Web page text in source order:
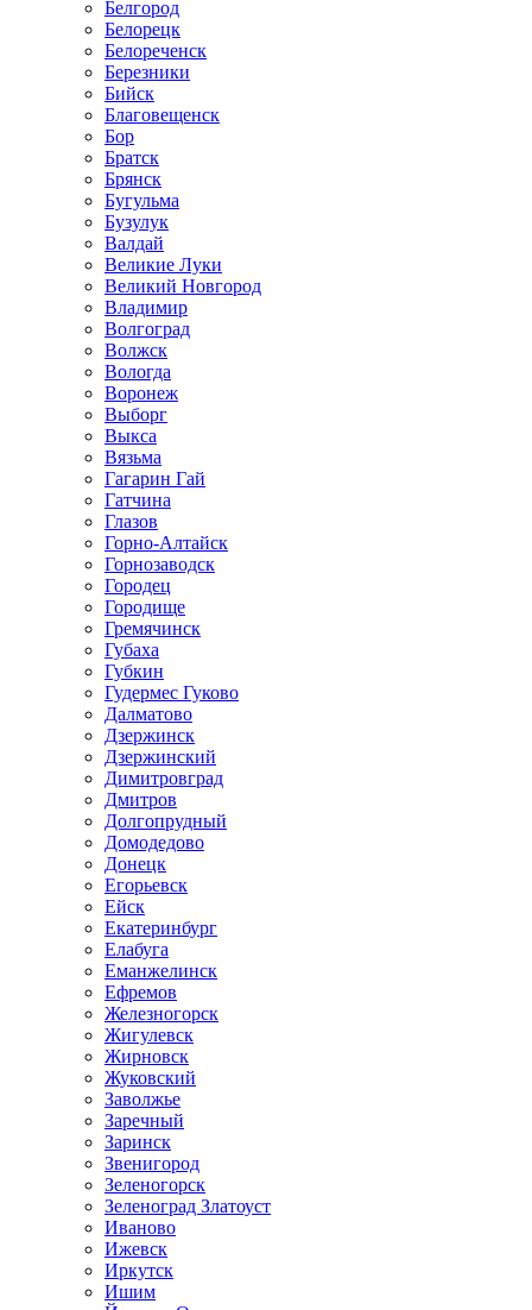
Белгород
Белорецк
Белореченск
Березники
Бийск
Благовещенск
Бор
Братск
Брянск
Бугульма
Бузулук
Валдай
Великие Луки
Великий Новгород
Владимир
Волгоград
Волжск
Вологда
Воронеж
Выборг
Выкса
Вязьма
Гагарин Гай
Гатчина
Глазов
Горно-Алтайск
Горнозаводск
Городец
Городище
Гремячинск
Губаха
Губкин
Гудермес Гуково
Далматово
Дзержинск
Дзержинский
Димитровград
Дмитров
Долгопрудный
Домодедово
Донецк
Егорьевск
Ейск
Екатеринбург
Елабуга
Еманжелинск
Ефремов
Железногорск
Жигулевск
Жирновск
Жуковский
Заволжье
Заречный
Заринск
Звенигород
Зеленогорск
Зеленоград Златоуст
Иваново
Ижевск
Иркутск
Ишим